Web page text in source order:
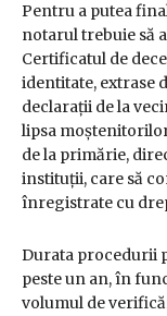
Pentru a putea
notarul trebuie să
Certificatul de
identitate, extrase
declarații de la
lipsa
de la primărie,
instituții, care să
înregistrate cu
Durata procedurii
peste un an, în
volumul de